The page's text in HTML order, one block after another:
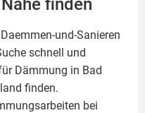
finden
und-Sanieren
schnell und
Dämmung in Bad
finden.
bei